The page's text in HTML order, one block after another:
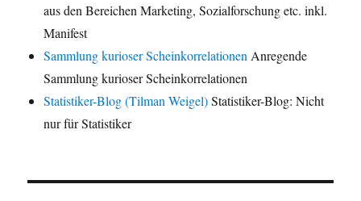
aus den Bereichen Marketing, Sozialforschung etc. inkl.
Manifest
Sammlung kurioser Scheinkorrelationen Anregende
Sammlung kurioser Scheinkorrelationen
Statistiker-Blog (Tilman Weigel)Statistiker-Blog: Nicht
nur für Statistiker